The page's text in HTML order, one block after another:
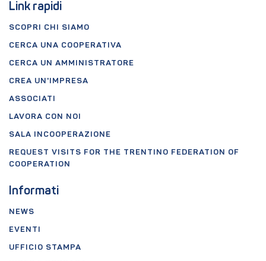
Link rapidi
SCOPRI CHI SIAMO
CERCA UNA COOPERATIVA
CERCA UN AMMINISTRATORE
CREA UN'IMPRESA
ASSOCIATI
LAVORA CON NOI
SALA INCOOPERAZIONE
REQUEST VISITS FOR THE TRENTINO FEDERATION OF
COOPERATION
Informati
NEWS
EVENTI
UFFICIO STAMPA